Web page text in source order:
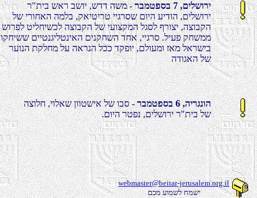
ר"תיב שאר בשוי ,שדד השמ -רבמטפסב 7 ,םילשורי
לש ירוחאה המלב ,קאיטירט ייגרסש םויה עידוה ,םילשורי
שורפל טילחישכל הצובקה לש יעוצקמה לגסל ףרוצי ,הצובקה
וקחישש םייטנגילטניאה םינקחשה דחא ,ייגרס .ליעפ קחשממ
רעונה תקלחמ לע הארנה לככ דקפוי ,םלועמו זאמ לארשיב
הדוגאה לש
הצולח ,יולאש ןווטשיא לש ובס -רבמטפסב 6 ,הירגנוה
.םויה רטפנ ,םילשורי ר"תיב לש
webmaster@beitar-jerusalem.org.il
םכמ עומשל חמשי